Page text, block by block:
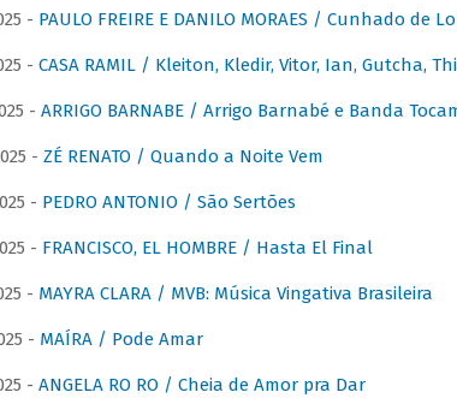
- PAULO FREIRE E DANILO MORAES / Cunhado de
- CASA RAMIL / Kleiton, Kledir, Vitor, Ian, Gutcha,
- ARRIGO BARNABE / Arrigo Barnabé e Banda
- ZÉ RENATO / Quando a Noite Vem
- PEDRO ANTONIO / São Sertões
- FRANCISCO, EL HOMBRE / Hasta El Final
- MAYRA CLARA / MVB: Música Vingativa Brasileira
- MAÍRA / Pode Amar
- ANGELA RO RO / Cheia de Amor pra Dar